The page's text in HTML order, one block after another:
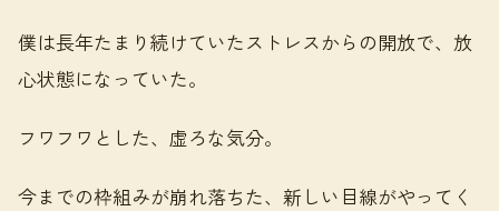
僕は長年たまり続けていたストレスからの開放で、放
心状態になっていた。
フワフワとした、虚ろな気分。
今までの枠組みが崩れ落ちた、新しい目線がやってく